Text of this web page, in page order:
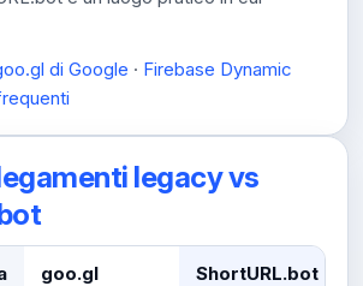
di Google · Firebase Dynamic
legacy vs
goo.gl
ShortURL.bot